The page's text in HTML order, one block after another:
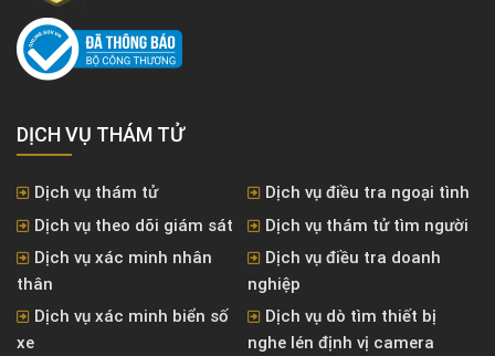
DỊCH VỤ THÁM TỬ
Dịch vụ thám tử
Dịch vụ điều tra ngoại tình
Dịch vụ theo dõi giám sát
Dịch vụ thám tử tìm người
Dịch vụ xác minh nhân
thân
Dịch vụ điều tra doanh
nghiệp
Dịch vụ xác minh biển số
xe
Dịch vụ dò tìm thiết bị
nghe lén định vị camera